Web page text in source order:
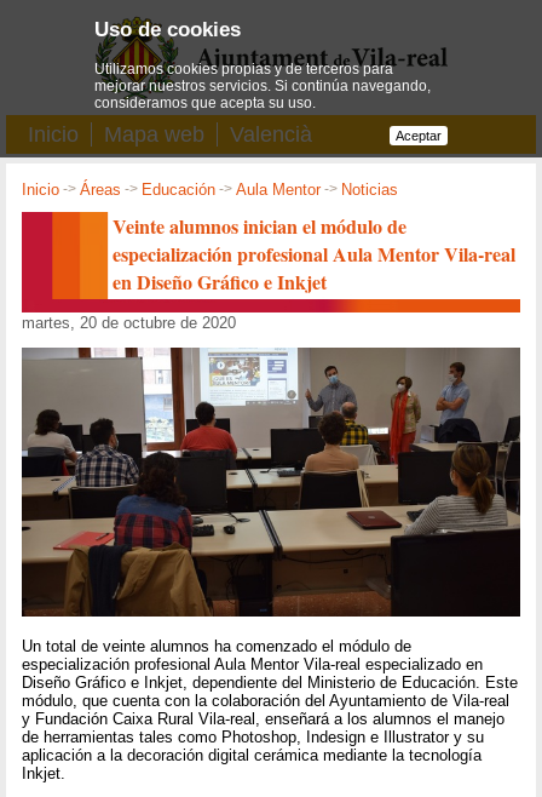
Inicio Mapa web Valencià
Inicio ->Áreas -> Educación ->Aula Mentor-> Noticias
Veinte alumnos inician el módulo de
especialización profesional Aula Mentor Vila-real
en Diseño Gráfico e Inkjet
martes, 20 de octubre de 2020
Un total de veinte alumnos ha comenzado el módulo de
especialización profesional Aula Mentor Vila-real especializado en
Diseño Gráfico e Inkjet, dependiente del Ministerio de Educación. Este
módulo, que cuenta con la colaboración del Ayuntamiento de Vila-real
y Fundación Caixa Rural Vila-real, enseñará a los alumnos el manejo
de herramientas tales como Photoshop, Indesign e Illustrator y su
aplicación a la decoración digital cerámica mediante la tecnología
Inkjet.
Uso de cookies
Utilizamos cookies propias y de terceros para
mejorar nuestros servicios. Si continúa navegando,
consideramos que acepta su uso.
Aceptar